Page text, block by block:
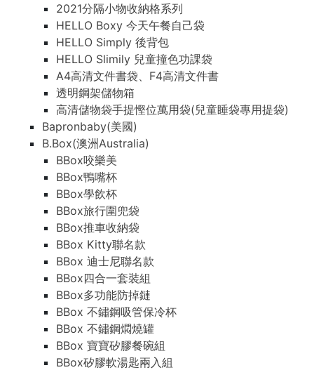
2021分隔小物收納格系列
HELLO Boxy 今天午餐自己袋
HELLO Simply 後背包
HELLO Slimily 兒童撞色功課袋
A4高清文件書袋、F4高清文件書
透明鋼架儲物箱
高清儲物袋手提慳位萬用袋(兒童睡袋專用提袋)
Bapronbaby(美國)
B.Box(澳洲Australia)
BBox咬樂美
BBox鴨嘴杯
BBox學飲杯
BBox旅行圍兜袋
BBox推車收納袋
BBox Kitty聯名款
BBox 迪士尼聯名款
BBox四合一套裝組
BBox多功能防掉鏈
BBox 不鏽鋼吸管保冷杯
BBox 不鏽鋼燜燒罐
BBox 寶寶矽膠餐碗組
BBox矽膠軟湯匙兩入組